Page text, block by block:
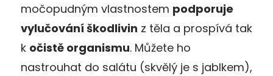
močopudným vlastnostem podporuje
vylučování škodlivin z těla a prospívá tak
k očistě organismu. Můžete ho
nastrouhat do salátu (skvělý je s jablkem),